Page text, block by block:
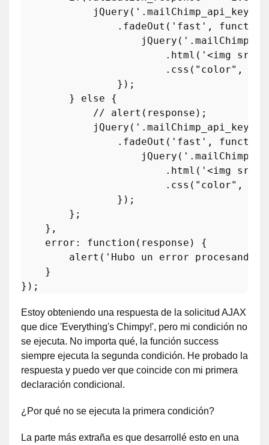
jQuery (
                .
fadeOut ( 'fast' , function
jQuery (
                        .
html ( '<img
                        .
css ( "color" ,
                });
        }
else {
// alert(response);
jQuery (
                .
fadeOut ( 'fast' , function
jQuery (
                        .
html ( '<img
                        .
css ( "color" ,
        };
    },
error : function ( response ) {
alert ( 'Hubo un error
    }
Estoy obteniendo una respuesta de la solicitud AJAX
que dice 'Everything's Chimpy!', pero mi condición no
se ejecuta. No importa qué, la función success
siempre ejecuta la segunda condición. He probado la
respuesta y puedo ver que coincide con mi primera
declaración condicional.
¿Por qué no se ejecuta la primera condición?
La parte más extraña es que desarrollé esto en una